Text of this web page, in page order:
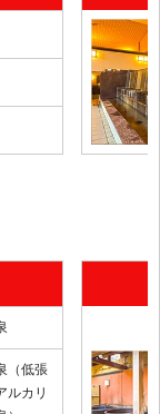
（低張
ルカリ